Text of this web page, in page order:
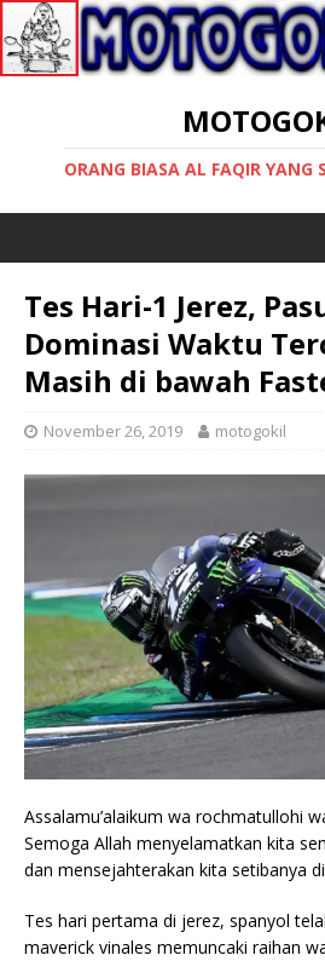
ORANG BIASA AL FAQIR YANG
Tes Hari-1 Jerez,
Dominasi Waktu
Masih di bawah
November 26, 2019 motogokil
Assalamu’alaikum wa rochmatullohi
Semoga Allah menyelamatkan kita
dan mensejahterakan kita setibanya
Tes hari pertama di jerez, spanyol
maverick vinales memuncaki raihan